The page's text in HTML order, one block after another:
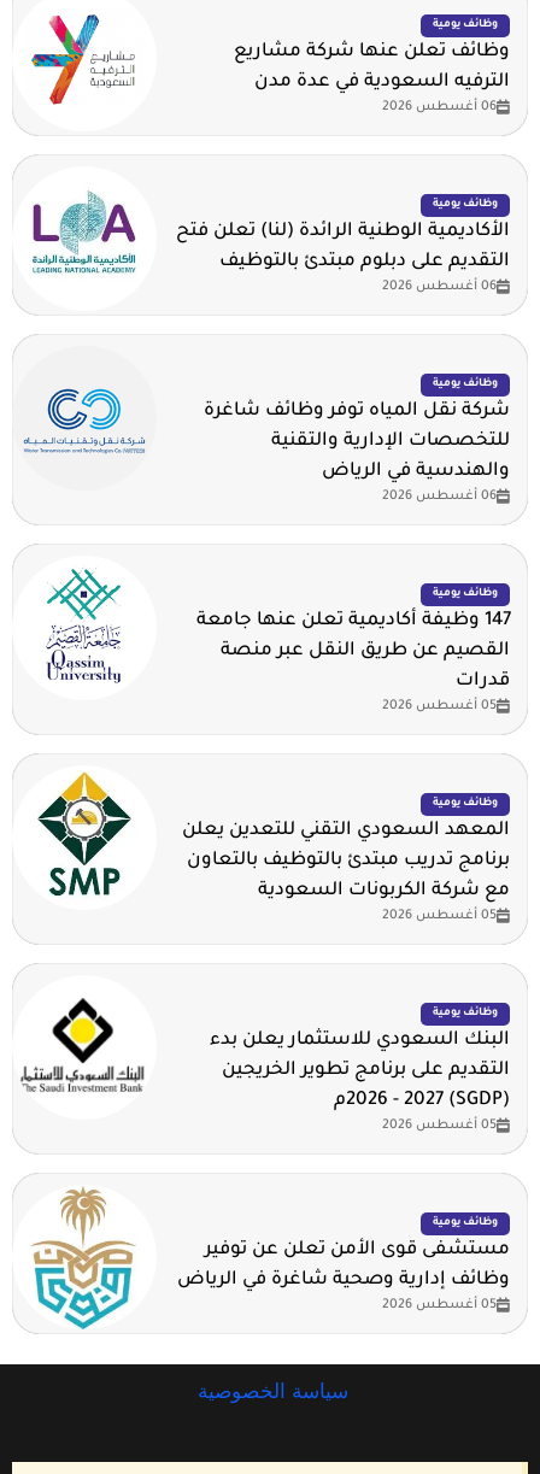
وظائف يومية
وظائف تعلن عنها شركة مشاريع
الترفيه السعودية في عدة مدن
06 أغسطس 2026
وظائف يومية
الأكاديمية الوطنية الرائدة (لنا) تعلن فتح
التقديم على دبلوم مبتدئ بالتوظيف
06 أغسطس 2026
وظائف يومية
شركة نقل المياه توفر وظائف شاغرة
للتخصصات الإدارية والتقنية
والهندسية في الرياض
06 أغسطس 2026
وظائف يومية
147 وظيفة أكاديمية تعلن عنها جامعة
القصيم عن طريق النقل عبر منصة
قدرات
05 أغسطس 2026
وظائف يومية
المعهد السعودي التقني للتعدين يعلن
برنامج تدريب مبتدئ بالتوظيف بالتعاون
مع شركة الكربونات السعودية
05 أغسطس 2026
وظائف يومية
البنك السعودي للاستثمار يعلن بدء
التقديم على برنامج تطوير الخريجين
(SGDP) 2026 - 2027م
05 أغسطس 2026
وظائف يومية
مستشفى قوى الأمن تعلن عن توفير
وظائف إدارية وصحية شاغرة في الرياض
05 أغسطس 2026
سياسة الخصوصية